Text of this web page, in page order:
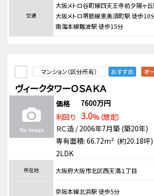
交通
大阪メトロ谷町線四天王寺前夕陽ヶ
大阪メトロ堺筋線恵美須町駅 徒歩10
南海本線難波駅 徒歩15分
マンション（区分所有） おすすめ オ
ヴィークタワーＯＳＡＫＡ
価格
7600万円
利回り 3.0%（想定）
ＲＣ造 / 2006年7月築 (築20年)
専有面積: 66.72m² (約20.18坪)
2LDK
所在地 大阪府大阪市北区西天満１丁目
京阪本線北浜駅 徒歩5分